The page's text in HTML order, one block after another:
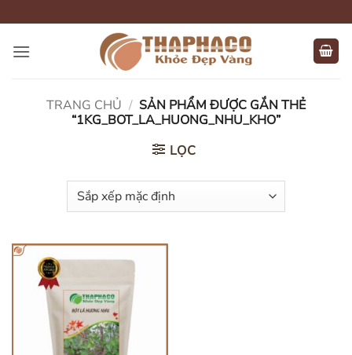
qua
nội
TRANG CHỦ / SẢN PHẨM ĐƯỢC GẮN THẺ
“1KG_BOT_LA_HUONG_NHU_KHO”
LỌC